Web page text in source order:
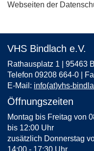
Webseiten der
VHS Bindlach e.V.
Rathausplatz 1 | 95463
Telefon 09208 664-0 |
E-Mail: info(at)vhs-
Öffnungszeiten
Montag bis Freitag von
bis 12:00 Uhr
zusätzlich Donnerstag